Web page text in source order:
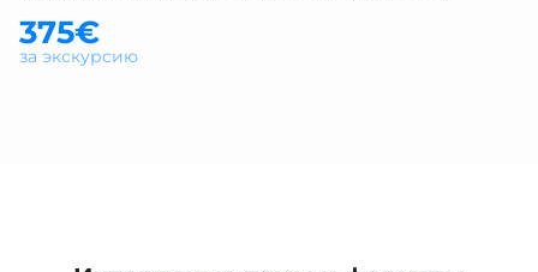
375€
за экскурсию